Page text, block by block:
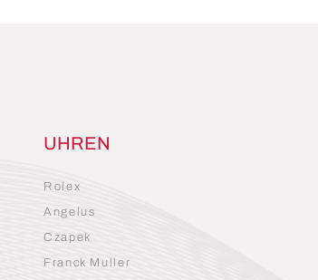
UHREN
Rolex
Angelus
Czapek
Franck Muller